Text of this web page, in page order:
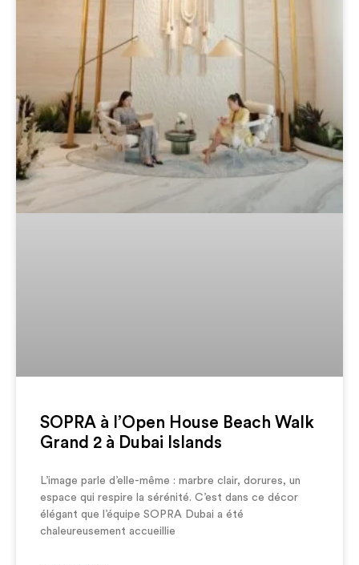
SOPRA à l’Open House Beach Walk
Grand 2 à Dubai Islands
L’image parle d’elle-même : marbre clair, dorures, un
espace qui respire la sérénité. C’est dans ce décor
élégant que l’équipe SOPRA Dubai a été
chaleureusement accueillie